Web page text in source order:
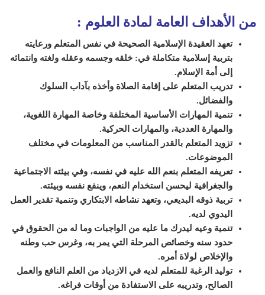
من الأهداف العامة لمادة العلوم :
تعهد العقيدة الإسلامية الصحيحة في نفس المتعلم ورعايته
بتربية إسلامية متكاملة في: خلقه وجسمه وعقله ولغته وانتمائه
إلى أمة الإسلام.
تدريب المتعلم على إقامة الصلاة وأخذه بآداب السلوك
والفضائل.
تنمية المهارات الأساسية المختلفة وخاصة المهارة اللغوية،
والمهارة العددية، والمهارات الحركية.
تزويد المتعلم بالقدر المناسب من المعلومات في مختلف
الموضوعات.
تعريفه المتعلم بنعم الله عليه في نفسه، وفي بيئته الاجتماعية
والجغرافية ليحسن استخدام النعم، وينفع نفسه وبيئته.
تربية ذوقه البديعي، وتعهد نشاطه الابتكاري وتنمية تقدير العمل
اليدوي لديه.
تنمية وعيه ليدرك ما عليه من الواجبات وما له من الحقوق في
حدود سنه وخصائص المرحلة التي يمر به، وغرس حب وطنه
والإخلاص لولاة أمره.
توليد الرغبة للمتعلم لديه في الازدياد من العلم النافع والعمل
الصالح، وتدريبه على الاستفادة من أوقات فراغه.